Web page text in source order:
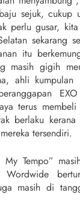
sejuk, cukup
perlu gusar,
sekarang
itu
masih gigih
ahli kumpulan
terus
berlaku
tersendiri.
My Tempo”
masih di